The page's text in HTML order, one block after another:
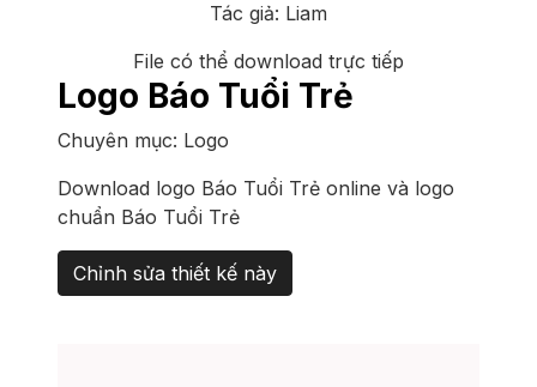
Tác giả: Liam
File có thể download trực tiếp
Logo Báo Tuổi Trẻ
Chuyên mục: Logo
Download logo Báo Tuổi Trẻ online và logo
chuẩn Báo Tuổi Trẻ
Chỉnh sửa thiết kế này